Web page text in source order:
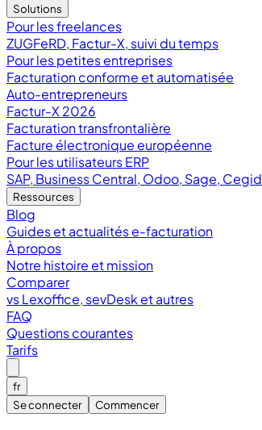
Solutions
Pour les freelances
ZUGFeRD, Factur-X, suivi du temps
Pour les petites entreprises
Facturation conforme et automatisée
Auto-entrepreneurs
Factur-X 2026
Facturation transfrontalière
Facture électronique européenne
Pour les utilisateurs ERP
SAP, Business Central, Odoo, Sage, Cegid
Ressources
Blog
Guides et actualités e-facturation
À propos
Notre histoire et mission
Comparer
vs Lexoffice, sevDesk et autres
FAQ
Questions courantes
Tarifs
fr
Se connecter
Commencer